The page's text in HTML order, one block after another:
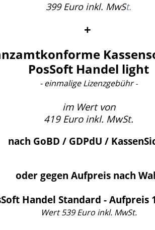
399 Euro inkl. MwSt.
+
PosSoft Handel light
- einmalige Lizenzgebühr-
im Wert von
419 Euro inkl. MwSt.
nach GoBD / GDPdU /
oder gegen Aufpreis nach
Handel Standard - Aufpreis
Wert 539 Euro inkl. MwSt.